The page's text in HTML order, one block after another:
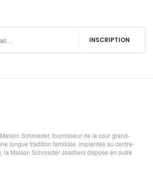
INSCRIPTION
Schroeder, fournisseur de la cour grand-
longue tradition familiale. Implantée au centre-
la Maison Schroeder Joailliers dispose en outre